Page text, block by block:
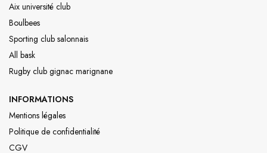
Aix université club
Boulbees
Sporting club salonnais
All bask
Rugby club gignac marignane
INFORMATIONS
Mentions légales
Politique de confidentialité
CGV